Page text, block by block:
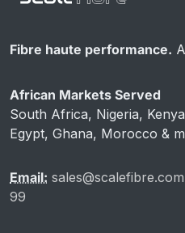
Fibre haute performance.
African Markets Served
South Africa, Nigeria,
Egypt, Ghana, Morocco &
Email: sales@scalefibre.com
99